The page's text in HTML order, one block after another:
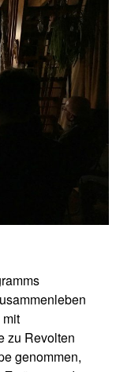
zu Revolten
genommen,